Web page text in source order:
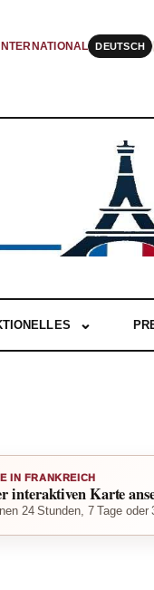
INTERNATIONAL DEUTSCH
IN FRANKREICH
interaktiven Karte
24 Stunden, 7 Tage oder